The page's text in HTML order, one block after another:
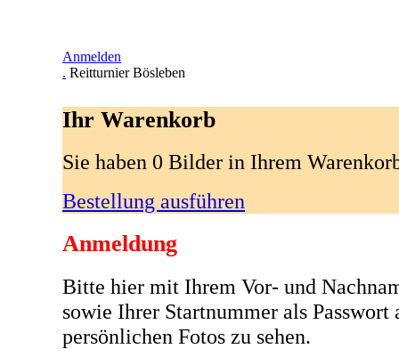
Anmelden
. Reitturnier Bösleben
Ihr Warenkorb
Sie haben 0 Bilder in Ihrem
Bestellung ausführen
Anmeldung
Bitte hier mit Ihrem Vor- und
sowie Ihrer Startnummer als Passwort
persönlichen Fotos zu sehen.